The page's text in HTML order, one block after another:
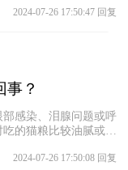
出现眼部炎症时，可以
2024-07-26 17:50:47 回复
事？
感染、泪腺问题或呼
的猫粮比较油腻或含
低盐低脂的猫粮给猫咪
2024-07-26 17:50:08 回复